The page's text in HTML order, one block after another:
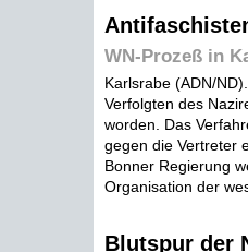
WN-Prozeß in
Karlsrabe (ADN/
Verfolgten des
worden. Das
gegen die Vertreter
Bonner Regierung
Organisation der
Blutspur der